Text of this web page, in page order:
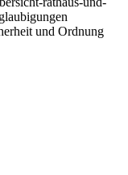
und Ordnung